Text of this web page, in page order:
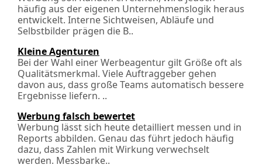
häufig aus der eigenen Unter­nehmens­logik heraus
entwickelt. Interne Sichtweisen, Abläufe und
Selbstbilder prägen die B..
Kleine Agenturen
Bei der Wahl einer Werbeagentur gilt Größe oft als
Qualitätsmerkmal. Viele Auftraggeber gehen
davon aus, dass große Teams automatisch bessere
Ergebnisse liefern. ..
Werbung falsch bewertet
Werbung lässt sich heute detailliert messen und in
Reports abbilden. Genau das führt jedoch häufig
dazu, dass Zahlen mit Wirkung verwechselt
werden. Messbarke..